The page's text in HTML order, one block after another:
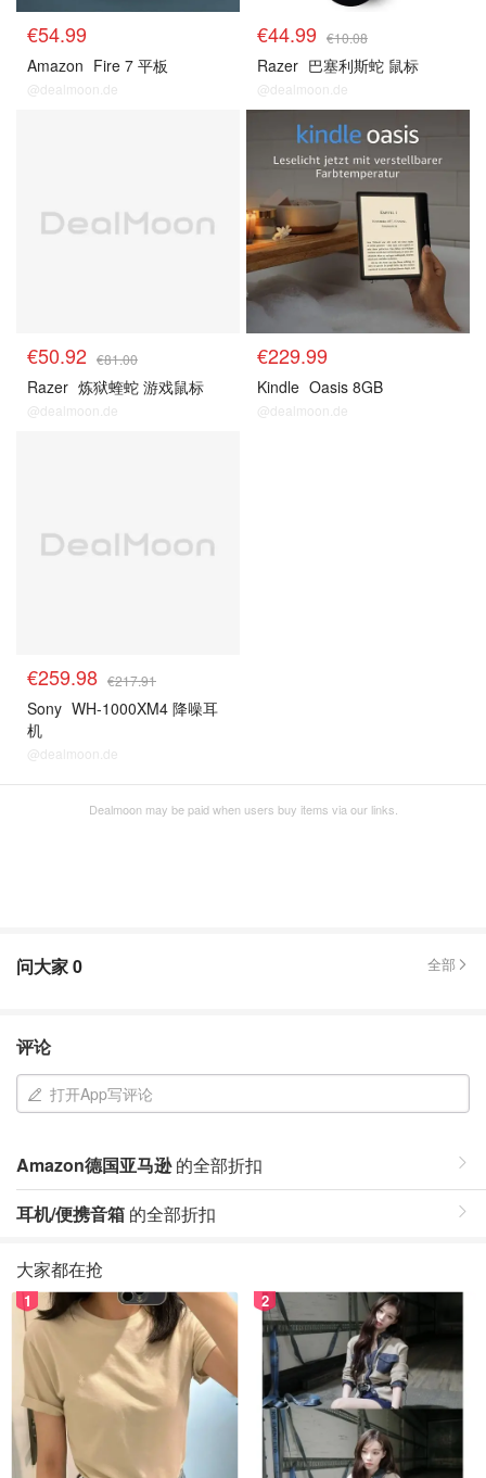
€54.99
Amazon Fire 7 平板
@dealmoon.de
€44.99 €10.08
Razer 巴塞利斯蛇 鼠标
@dealmoon.de
€50.92 €81.00
Razer 炼狱蝰蛇 游戏鼠标
@dealmoon.de
€229.99
Kindle Oasis 8GB
@dealmoon.de
€259.98 €217.91
Sony WH-1000XM4 降噪耳
机
@dealmoon.de
Dealmoon may be paid when users buy items via our links.
问大家0 全部
评论
打开App写评论
Amazon德国亚马逊的全部折扣
耳机/便携音箱 的全部折扣
大家都在抢
1 2